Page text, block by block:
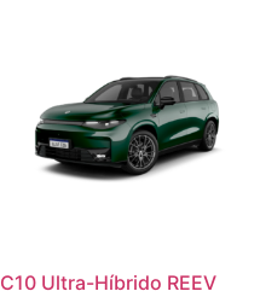
C10 Ultra-Híbrido REEV